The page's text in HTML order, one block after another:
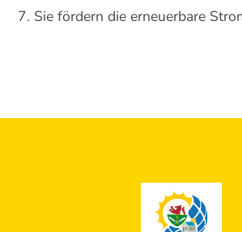
Sie fördern die erneuerbare